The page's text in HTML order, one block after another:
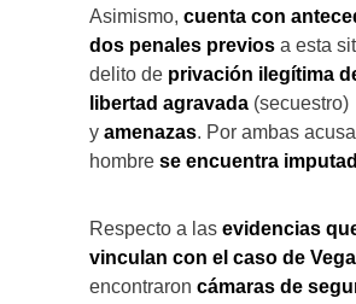
Asimismo, cuenta con
dos penales previos a esta
delito de privación ilegítima
libertad agravada (secuestro)
y amenazas. Por ambas
hombre se encuentra
Respecto a las evidencias
vinculan con el caso de Vega
encontraron cámaras de